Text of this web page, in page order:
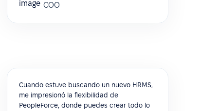
COO
Cuando estuve buscando un nuevo HRMS,
me impresionó la flexibilidad de
PeopleForce, donde puedes crear todo lo